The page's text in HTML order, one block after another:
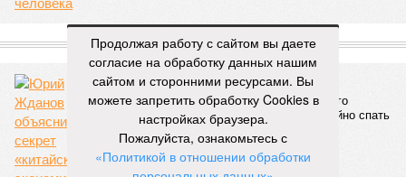
СЛУЧАЙНЫЕ СТАТЬИ
Идёт по плану
Юрий Жданов объяснил секрет «китайского
экономического чуда», не дающего спокойно спать
Продолжая работу с сайтом вы даете
согласие на обработку данных нашим
сайтом и сторонними ресурсами. Вы
можете запретить обработку Cookies в
настройках браузера.
Пожалуйста, ознакомьтесь с
«Политикой в отношении обработки